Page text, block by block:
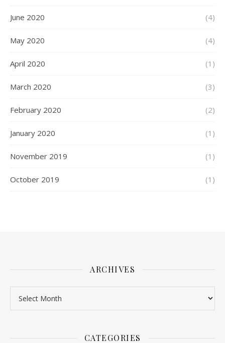
June 2020 (4)
May 2020 (4)
April 2020 (1)
March 2020 (3)
February 2020 (2)
January 2020 (1)
November 2019 (1)
October 2019 (1)
ARCHIVES
CATEGORIES